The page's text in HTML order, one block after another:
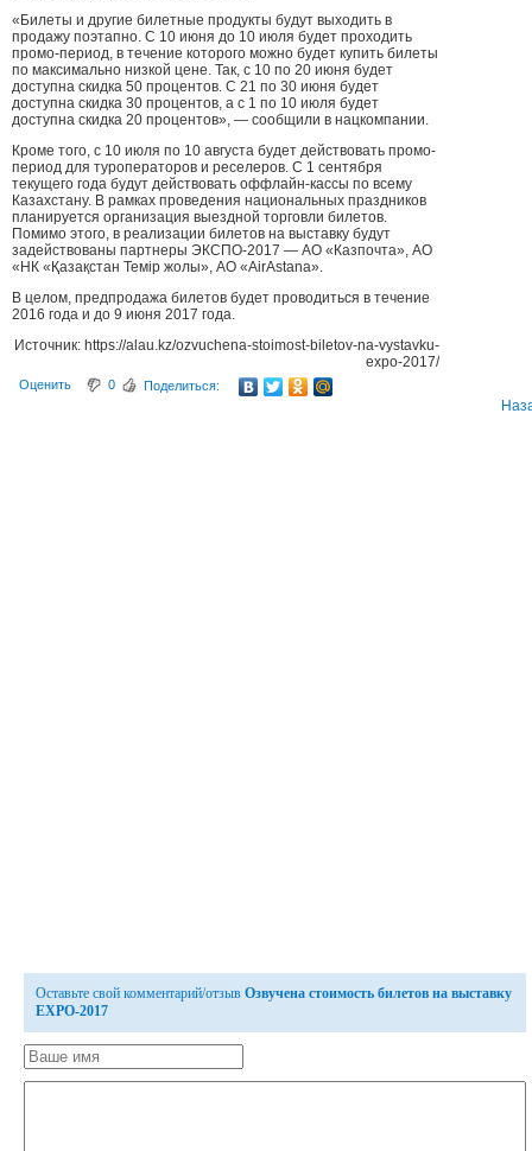
«Билеты и другие билетные продукты будут выходить в
продажу поэтапно. С 10 июня до 10 июля будет проходить
промо-период, в течение которого можно будет купить билеты
по максимально низкой цене. Так, с 10 по 20 июня будет
доступна скидка 50 процентов. С 21 по 30 июня будет
доступна скидка 30 процентов, а с 1 по 10 июля будет
доступна скидка 20 процентов», — сообщили в нацкомпании.
Кроме того, с 10 июля по 10 августа будет действовать промо-
период для туроператоров и реселеров. С 1 сентября
текущего года будут действовать оффлайн-кассы по всему
Казахстану. В рамках проведения национальных праздников
планируется организация выездной торговли билетов.
Помимо этого, в реализации билетов на выставку будут
задействованы партнеры ЭКСПО-2017 — АО «Казпочта», АО
«НК «Қазақстан Темiр жолы», АО «AirAstana».
В целом, предпродажа билетов будет проводиться в течение
2016 года и до 9 июня 2017 года.
Источник: https://alau.kz/ozvuchena-stoimost-biletov-na-vystavku-
expo-2017/
Оценить 0 Поделиться:
Оставьте свой комментарий/отзыв Озвучена стоимость билетов на выставку
EXPO-2017